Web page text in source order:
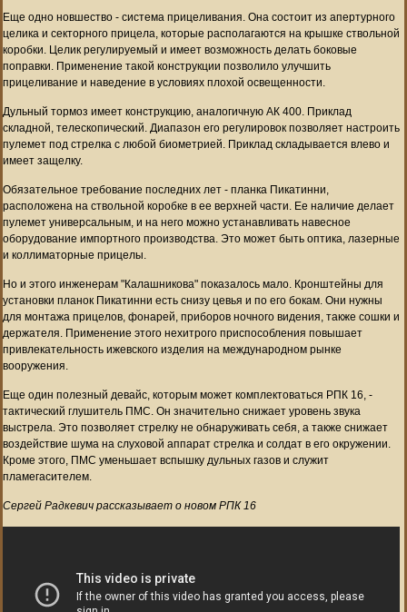
Еще одно новшество - система прицеливания. Она состоит из апертурного
целика и секторного прицела, которые располагаются на крышке ствольной
коробки. Целик регулируемый и имеет возможность делать боковые
поправки. Применение такой конструкции позволило улучшить
прицеливание и наведение в условиях плохой освещенности.
Дульный тормоз имеет конструкцию, аналогичную АК 400. Приклад
складной, телескопический. Диапазон его регулировок позволяет настроить
пулемет под стрелка с любой биометрией. Приклад складывается влево и
имеет защелку.
Обязательное требование последних лет - планка Пикатинни,
расположена на ствольной коробке в ее верхней части. Ее наличие делает
пулемет универсальным, и на него можно устанавливать навесное
оборудование импортного производства. Это может быть оптика, лазерные
и коллиматорные прицелы.
Но и этого инженерам "Калашникова" показалось мало. Кронштейны для
установки планок Пикатинни есть снизу цевья и по его бокам. Они нужны
для монтажа прицелов, фонарей, приборов ночного видения, также сошки и
держателя. Применение этого нехитрого приспособления повышает
привлекательность ижевского изделия на международном рынке
вооружения.
Еще один полезный девайс, которым может комплектоваться РПК 16, -
тактический глушитель ПМС. Он значительно снижает уровень звука
выстрела. Это позволяет стрелку не обнаруживать себя, а также снижает
воздействие шума на слуховой аппарат стрелка и солдат в его окружении.
Кроме этого, ПМС уменьшает вспышку дульных газов и служит
пламегасителем.
Сергей Радкевич рассказывает о новом РПК 16